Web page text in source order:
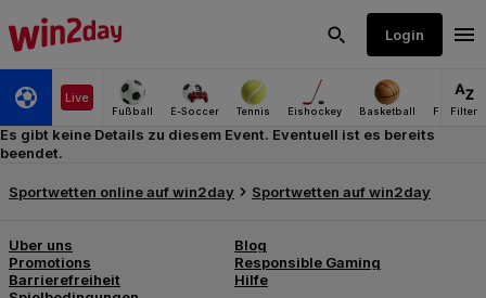
Es gibt keine Details zu diesem Event. Eventuell ist es bereits
beendet.